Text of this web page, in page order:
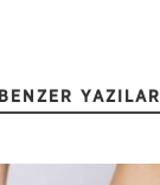
BENZER YAZILAR